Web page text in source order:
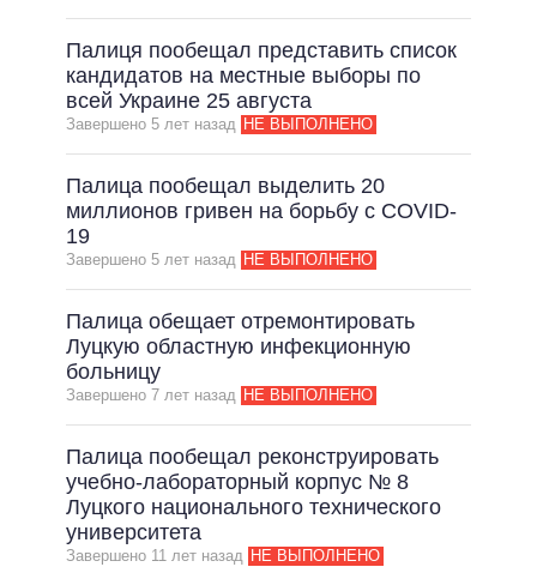
Палиця пообещал представить список
кандидатов на местные выборы по
всей Украине 25 августа
Завершено 5 лет назад НЕ ВЫПОЛНЕНО
Палица пообещал выделить 20
миллионов гривен на борьбу с COVID-
19
Завершено 5 лет назад НЕ ВЫПОЛНЕНО
Палица обещает отремонтировать
Луцкую областную инфекционную
больницу
Завершено 7 лет назад НЕ ВЫПОЛНЕНО
Палица пообещал реконструировать
учебно-лабораторный корпус № 8
Луцкого национального технического
университета
Завершено 11 лет назад НЕ ВЫПОЛНЕНО